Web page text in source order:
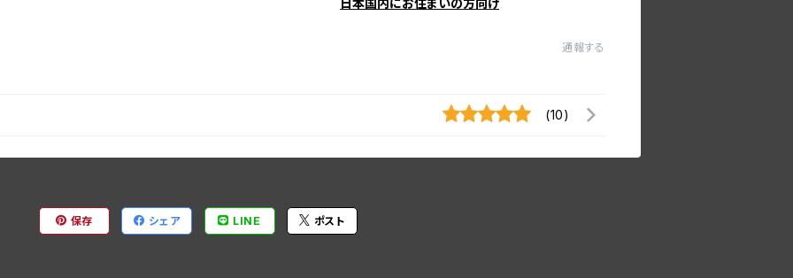
日本国内にお住まいの方向け
通報する
(10)
保存 シェア LINE ポスト